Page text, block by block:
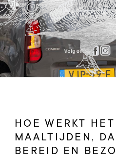
HOE WERKT
MAALTIJDEN,
BEREID EN